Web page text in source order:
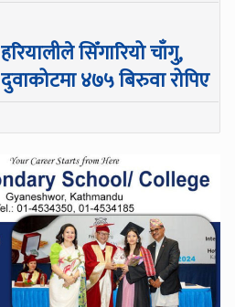
हरियालीले सिँगारियो चाँगु,
दुवाकोटमा ४७५ बिरुवा रोपिए